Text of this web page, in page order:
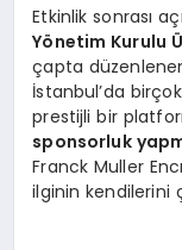
Etkinlik sonrası
Yönetim Kurulu
çapta
İstanbul’da birçok
prestijli bir
sponsorluk
Franck Muller
ilginin